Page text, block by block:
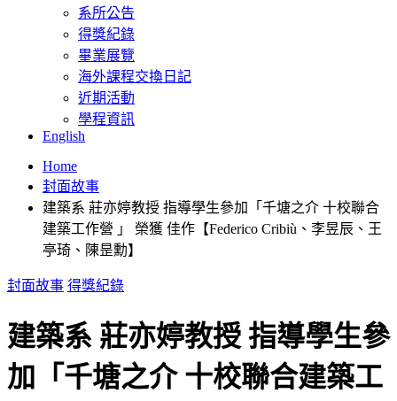
系所公告
得獎紀錄
畢業展覽
海外課程交換日記
近期活動
學程資訊
English
Home
封面故事
建築系 莊亦婷教授 指導學生參加「千塘之介 十校聯合
建築工作營 」 榮獲 佳作【Federico Cribiù、李昱辰、王
亭琦、陳昰勳】
封面故事 得獎紀錄
建築系 莊亦婷教授 指導學生參
加「千塘之介 十校聯合建築工